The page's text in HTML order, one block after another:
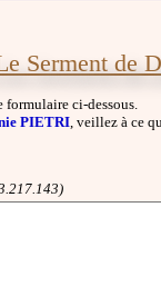
Serment de
ci-dessous.
PIETRI, veillez à ce